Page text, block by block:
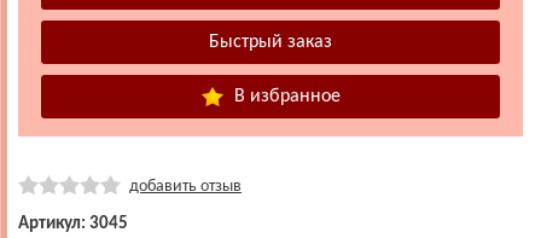
В избранное
добавить отзыв
Артикул: 3045